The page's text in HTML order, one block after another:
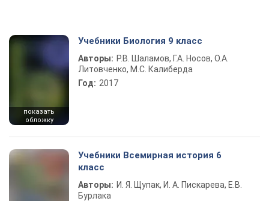
показать
обложку
Учебники Биология 9 класс
Авторы: Р.В. Шаламов, Г.А. Носов, О.А.
Литовченко, М.С. Калиберда
Год: 2017
Учебники Всемирная история 6
класс
Авторы: И. Я. Щупак, И. А. Пискарева, Е.В.
Бурлака